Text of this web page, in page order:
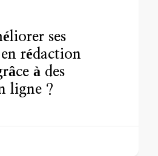
ses
rédaction
à des
ligne ?